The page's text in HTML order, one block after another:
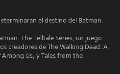
el destino del Batman.
The Telltale Series, un juego
creadores de The Walking Dead: A
Among Us, y Tales from the